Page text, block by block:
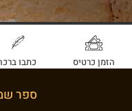
כתבו הזמן כרטיס
ספר